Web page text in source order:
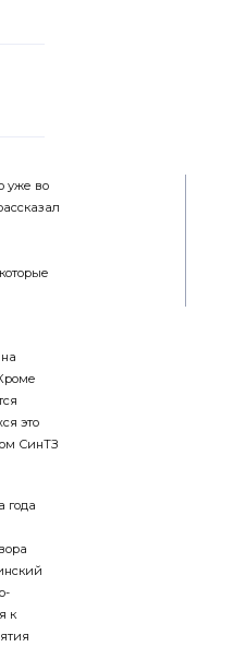
уже во
это
СинТЗ
года
к